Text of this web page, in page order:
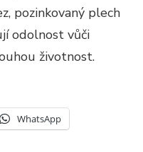
pozinkovaný plech
odolnost vůči
životnost.
WhatsApp